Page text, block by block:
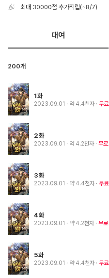
최대 30000점 추가적립(~8/7)
대여
200개
1화
2023.09.01 · 약 4.4천자 무료
2화
2023.09.01 · 약 4.2천자 무료
3화
2023.09.01 · 약 4.4천자 무료
4화
2023.09.01 · 약 4.2천자 무료
5화
2023.09.01 · 약 4.4천자 무료